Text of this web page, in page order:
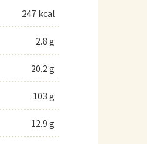
247 kcal
2.8 g
20.2 g
103 g
12.9 g